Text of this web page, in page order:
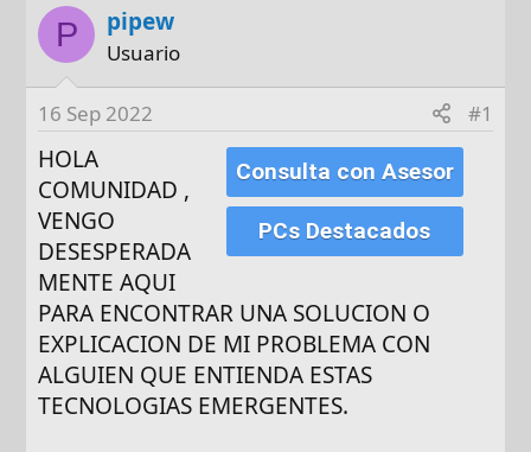
d
e
i
n
i
o
s
P pipew
Usuario
16 Sep 2022 #1
Consulta con Asesor
PCs Destacados
HOLA
COMUNIDAD ,
VENGO
DESESPERADA
MENTE AQUI
PARA ENCONTRAR UNA SOLUCION O
EXPLICACION DE MI PROBLEMA CON
ALGUIEN QUE ENTIENDA ESTAS
TECNOLOGIAS EMERGENTES.